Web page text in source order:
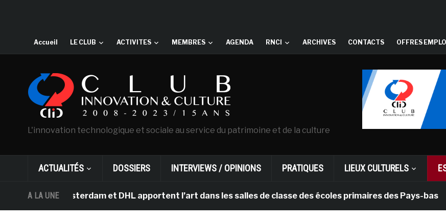
Accueil LE CLUB ACTIVITES MEMBRES AGENDA RNCI ARCHIVES CONTACTS OFFRES
L'innovation technologique et sociale au service du patrimoine et de la culture
ACTUALITÉS DOSSIERS INTERVIEWS / OPINIONS PRATIQUES LIEUX CULTURELS
A LA UNE
Gogh d’Amsterdam et DHL apportent l’art dans les salles de classe des écoles primaires des Pays-bas